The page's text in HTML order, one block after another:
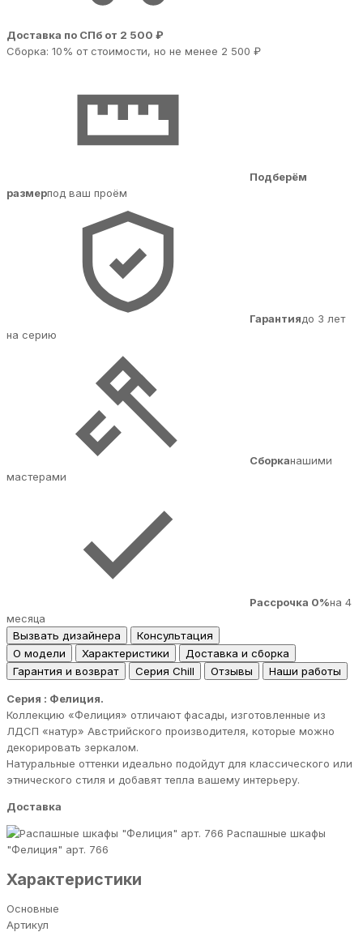
Доставка по СПб от 2 500 ₽
Сборка: 10% от стоимости, но не менее 2 500 ₽
Подберём
размерпод ваш проём
Гарантиядо 3 лет
на серию
Сборканашими
мастерами
Рассрочка 0%на 4
месяца
Вызвать дизайнера
Консультация
О модели
Характеристики
Доставка и сборка
Гарантия и возврат
Серия Chill Отзывы Наши работы
Серия : Фелиция.
Коллекцию «Фелиция» отличают фасады, изготовленные из
ЛДСП «натур» Австрийского производителя, которые можно
декорировать зеркалом.
Натуральные оттенки идеально подойдут для классического или
этнического стиля и добавят тепла вашему интерьеру.
Доставка
Распашные шкафы
"Фелиция" арт. 766
Характеристики
Основные
Артикул